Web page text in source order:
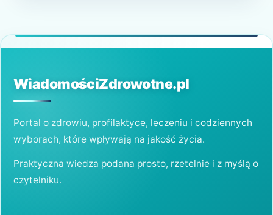
ulubionych potraw? W…
DNIA
WiadomościZdrowotne.pl
Portal o zdrowiu, profilaktyce, leczeniu i codziennych
wyborach, które wpływają na jakość życia.
Praktyczna wiedza podana prosto, rzetelnie i z myślą o
czytelniku.